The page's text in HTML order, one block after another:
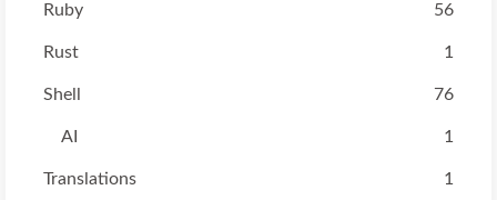
Ruby 56
Rust 1
Shell 76
AI 1
Translations 1